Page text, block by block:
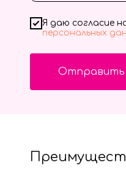
Я даю согласие
персональных
Отправить